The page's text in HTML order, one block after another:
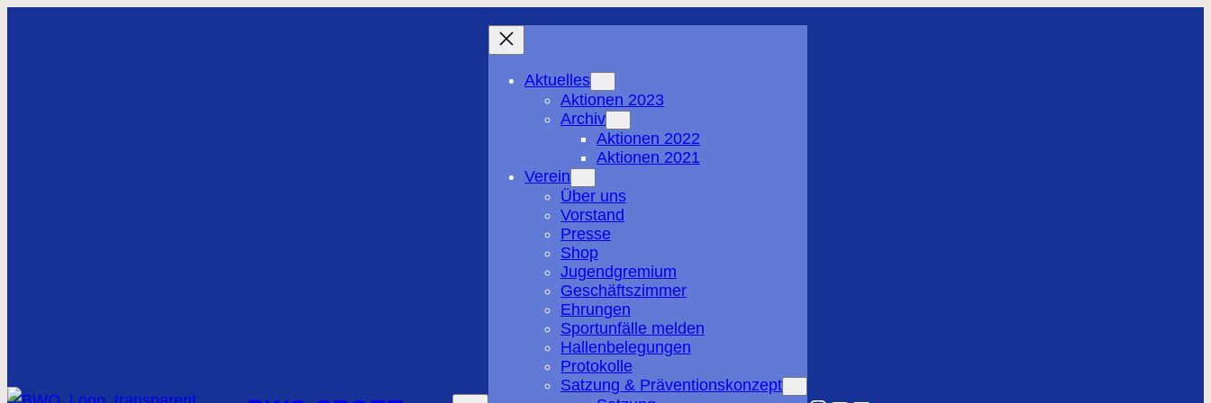
Aktuelles
Aktionen 2023
Archiv
Aktionen 2022
Aktionen 2021
Verein
Über uns
Vorstand
Presse
Shop
Jugendgremium
Geschäftszimmer
Ehrungen
Sportunfälle melden
Hallenbelegungen
Protokolle
Satzung & Präventionskonzept